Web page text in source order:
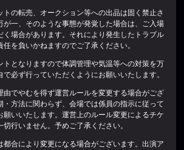
トの転売、オークション等への出品は固く禁止さ
が一、そのような事態が発覚した場合は、ご入場
く場合があります。それにより発生したトラブル
を負いかねますのでご了承ください。
トとなりますので体調管理や気温等への対策を万
必ず行っていただくようにお願いいたします。
由でやむを得ず運営ルールを変更する場合がござ
・方法に関わらず、会場では係員の指示に従って
願いいたします。運営上のルール変更によるチケ
切行いません。予めご了承ください。
都合により変更になる場合がございます。出演ア